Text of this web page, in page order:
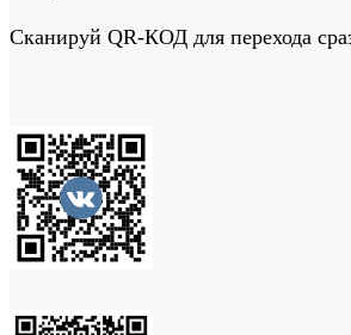
Сканируй QR-КОД для перехода